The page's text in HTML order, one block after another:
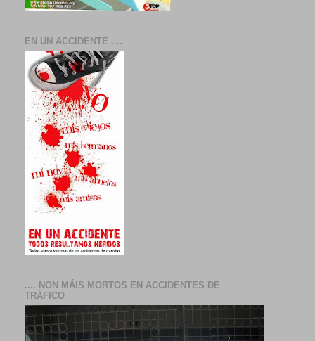
EN UN ACCIDENTE ....
.... NON MÁIS MORTOS EN ACCIDENTES DE
TRÁFICO